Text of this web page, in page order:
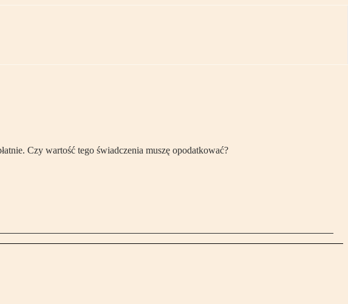
Czy wartość tego świadczenia muszę opodatkować?